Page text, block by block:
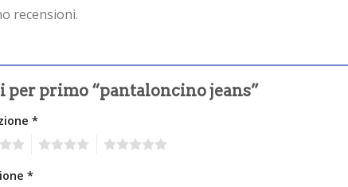
recensioni.
per primo “pantaloncino jeans”
*
*